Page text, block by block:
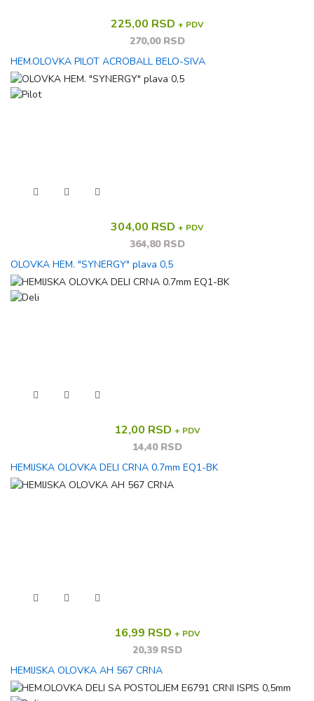
225,00 RSD + PDV
270,00 RSD
HEM.OLOVKA PILOT ACROBALL BELO-SIVA
304,00 RSD + PDV
364,80 RSD
OLOVKA HEM. "SYNERGY" plava 0,5
12,00 RSD + PDV
14,40 RSD
HEMIJSKA OLOVKA DELI CRNA 0.7mm EQ1-BK
16,99 RSD + PDV
20,39 RSD
HEMIJSKA OLOVKA AH 567 CRNA